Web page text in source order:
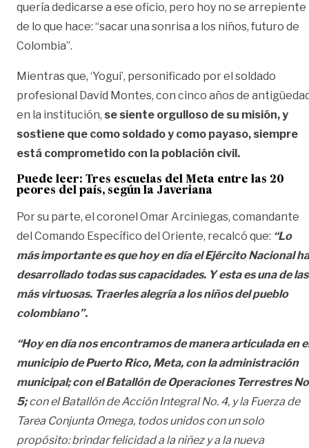
quería dedicarse a ese oficio, pero hoy no se arrepiente
de lo que hace: “sacar una sonrisa a los niños, futuro de
Colombia”.
Mientras que, ‘Yogui’, personificado por el soldado
profesional David Montes, con cinco años de
en la institución, se siente orgulloso de su misión, y
sostiene que como soldado y como payaso, siempre
está comprometido con la población civil.
Puede leer: Tres escuelas del Meta entre las 20
peores del país, según la Javeriana
Por su parte, el coronel Omar Arciniegas, comandante
del Comando Específico del Oriente, recalcó que: “Lo
más importante es que hoy en día el Ejército Nacional ha
desarrollado todas sus capacidades. Y esta es una de las
más virtuosas. Traerles alegría a los niños del pueblo
colombiano”.
“Hoy en día nos encontramos de manera articulada en
municipio de Puerto Rico, Meta, con la administración
municipal; con el Batallón de Operaciones Terrestres
5;con el Batallón de Acción Integral No. 4, y la Fuerza de
Tarea Conjunta Omega, todos unidos con un solo
propósito: brindar felicidad a la niñez y a la nueva